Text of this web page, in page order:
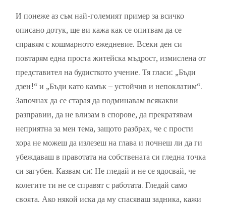
И понеже аз съм най-големият пример за всичко
описано дотук, ще ви кажа как се опитвам да се
справям с кошмарното ежедневие. Всеки ден си
повтарям една проста житейска мъдрост, измислена от
представител на будисткото учение. Тя гласи: „Бъди
дзен!“ и „Бъди като камък – устойчив и непоклатим“.
Започнах да се старая да подминавам всякакви
разправии, да не влизам в спорове, да прекратявам
неприятна за мен тема, защото разбрах, че с прости
хора не можеш да излезеш на глава и почнеш ли да ги
убеждаваш в правотата на собствената си гледна точка
си загубен. Казвам си: Не гледай и не се ядосвай, че
колегите ти не се справят с работата. Гледай само
своята. Ако някой иска да му спасяваш задника, кажи